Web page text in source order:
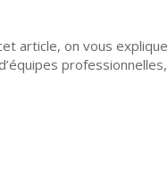
article, on vous explique
professionnelles,